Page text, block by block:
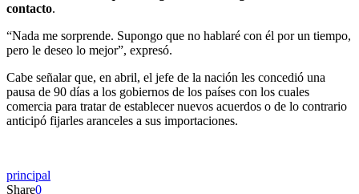
contacto.
“Nada me sorprende. Supongo que no hablaré con él por un tiempo,
pero le deseo lo mejor”, expresó.
Cabe señalar que, en abril, el jefe de la nación les concedió una
pausa de 90 días a los gobiernos de los países con los cuales
comercia para tratar de establecer nuevos acuerdos o de lo contrario
anticipó fijarles aranceles a sus importaciones.
principal
Share0